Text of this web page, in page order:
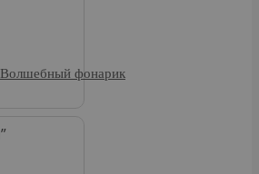
Волшебный фонарик